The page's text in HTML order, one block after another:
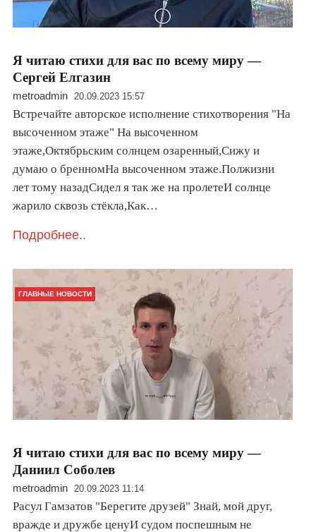
Я читаю стихи для вас по всему миру —
Сергей Елгазин
metroadmin 20.09.2023 15:57
Встречайте авторское исполнение стихотворения "На
высоченном этаже" На высоченном
этаже,Октябрьским солнцем озаренный,Сижу и
думаю о бренномНа высоченном этаже.Полжизни
лет тому назадСидел я так же на пролетеИ солнце
жарило сквозь стёкла,Как…
Подробнее..
ГЛАВНЫЕ НОВОСТИ
Я читаю стихи для вас по всему миру —
Даниил Соболев
metroadmin 20.09.2023 11:14
Расул Гамзатов "Берегите друзей" Знай, мой друг,
вражде и дружбе ценуИ судом поспешным не